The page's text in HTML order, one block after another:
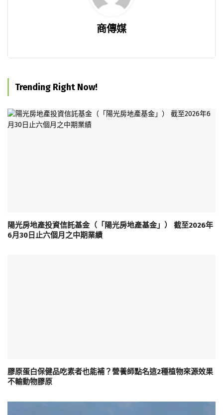
商傳媒
Trending Right Now!
陽光房地產投資信託基金（「陽光房地產基金」） 截至2026年
6月30日止六個月之中期業績
膠原蛋白保健品吃素者也能補？營養師點名這2種植物來源效果
不輸動物膠原